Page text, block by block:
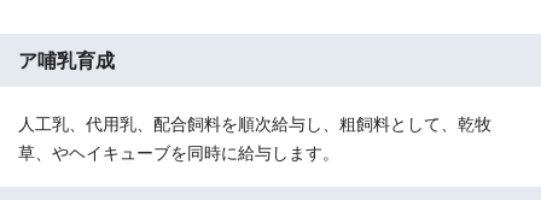
ア哺乳育成
人工乳、代用乳、配合飼料を順次給与し、粗飼料として、乾牧
草、やヘイキューブを同時に給与します。